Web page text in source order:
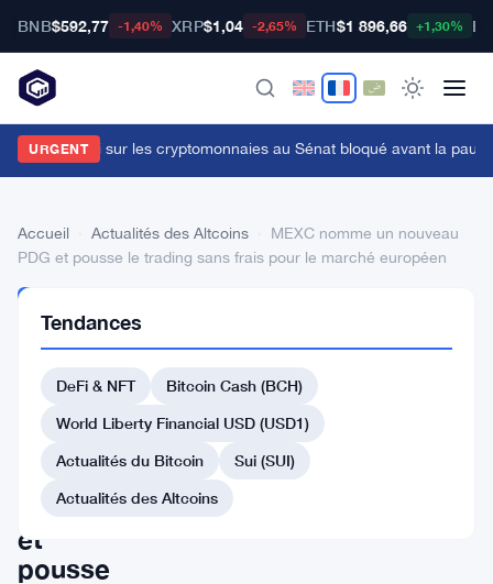
BNB$592,77 -1,40% XRP$1,04 -2,65% ETH$1 896,66 +1,30%
URGENT
projet de loi sur les cryptomonnaies au Sénat bloqué avant la
Accueil Actualités des Altcoins
MEXC nomme un nouveau
PDG et pousse le trading sans frais pour le marché européen
DES
ALTCOINS
MEXC
nomme
PDG
et
pousse
Tendances
DeFi & NFT
Bitcoin Cash (BCH)
World Liberty Financial USD (USD1)
Actualités du Bitcoin
Sui (SUI)
Actualités des Altcoins